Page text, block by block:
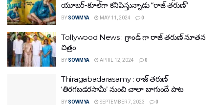
యూబ‌ర్‌-కూల్‌గా కనిపిస్తున్నాడు “రాజ్ త‌రుణ్”
BY SOWMYA MAY 11, 2024 0
Tollywood News : గ్రాండ్ గా రాజ్ తరుణ్ నూతన
చిత్రం
BY SOWMYA APRIL 12, 2024 0
Thiragabadarasamy : రాజ్ తరుణ్
‘తిరగబడరసామీ’ నుంచి చాలా బాగుందే పాట
BY SOWMYA SEPTEMBER 7, 2023 0